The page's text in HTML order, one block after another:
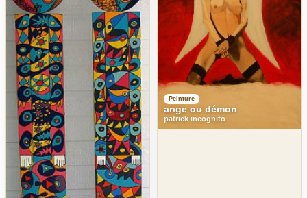
Peinture
ange ou démon
patrick incognito